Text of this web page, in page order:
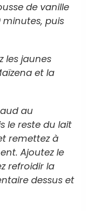
de vanille
minutes, puis
les jaunes
et la
au
le reste du lait
remettez à
Ajoutez le
refroidir la
dessus et